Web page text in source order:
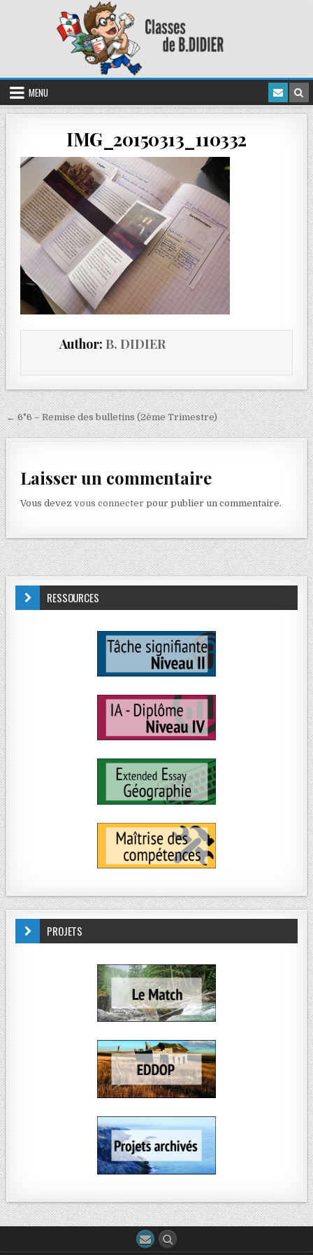
MENU
IMG_20150313_110332
Author: B. DIDIER
← 6°6 – Remise des bulletins (2ème Trimestre)
Laisser un commentaire
Vous devezvous connecter pour publier un commentaire.
RESSOURCES
PROJETS